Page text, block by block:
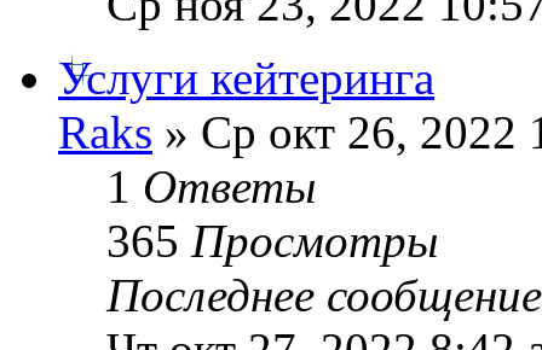
Услуги кейтеринга
Raks » Ср окт 26, 2022
1 Ответы
365 Просмотры
Последнее